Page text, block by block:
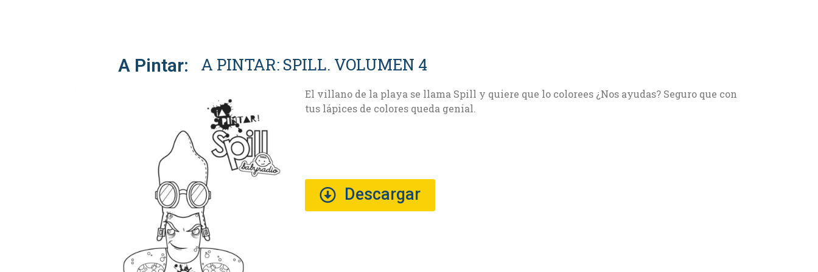
A Pintar: A PINTAR: SPILL. VOLUMEN 4
El villano de la playa se llama Spill y quiere que lo colorees ¿Nos ayudas? Seguro que con
tus lápices de colores queda genial.
Descargar